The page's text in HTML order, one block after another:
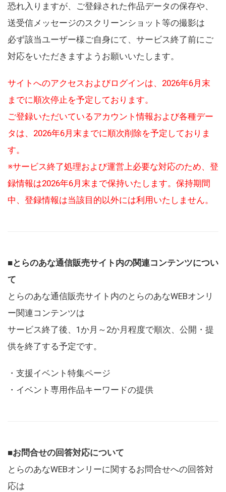
恐れ入りますが、ご登録された作品データの保存や、
送受信メッセージのスクリーンショット等の撮影は
必ず該当ユーザー様ご自身にて、サービス終了前にご
対応をいただきますようお願いいたします。
サイトへのアクセスおよびログインは、2026年6月末
までに順次停止を予定しております。
ご登録いただいているアカウント情報および各種デー
タは、2026年6月末までに順次削除を予定しておりま
す。
※サービス終了処理および運営上必要な対応のため、登
録情報は2026年6月末まで保持いたします。保持期間
中、登録情報は当該目的以外には利用いたしません。
■とらのあな通信販売サイト内の関連コンテンツについ
て
とらのあな通信販売サイト内のとらのあなWEBオンリ
ー関連コンテンツは
サービス終了後、1か月～2か月程度で順次、公開・提
供を終了する予定です。
・支援イベント特集ページ
・イベント専用作品キーワードの提供
■お問合せの回答対応について
とらのあなWEBオンリーに関するお問合せへの回答対
応は